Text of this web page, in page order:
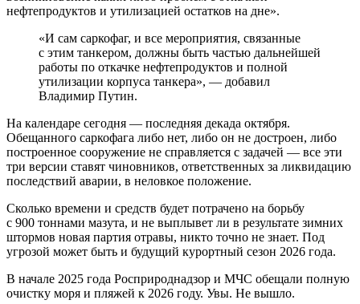
нефтепродуктов и утилизацией остатков на дне».
«И сам саркофаг, и все мероприятия, связанные
с этим танкером, должны быть частью дальнейшей
работы по откачке нефтепродуктов и полной
утилизации корпуса танкера», — добавил
Владимир Путин.
На календаре сегодня — последняя декада октября.
Обещанного саркофага либо нет, либо он не достроен, либо
построенное сооружение не справляется с задачей — все эти
три версии ставят чиновников, ответственных за ликвидацию
последствий аварии, в неловкое положение.
Сколько времени и средств будет потрачено на борьбу
с 900 тоннами мазута, и не выплывет ли в результате зимних
штормов новая партия отравы, никто точно не знает. Под
угрозой может быть и будущий курортный сезон 2026 года.
В начале 2025 года Росприроднадзор и МЧС обещали полную
очистку моря и пляжей к 2026 году. Увы. Не вышло.